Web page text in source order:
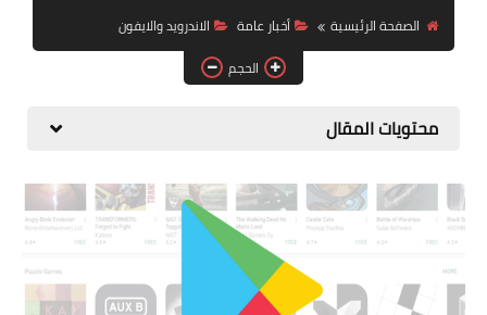
اخبار
الصفحة الرئيسية
أخبار عامة
الاندرويد والايفون
الحجم
محتويات المقال